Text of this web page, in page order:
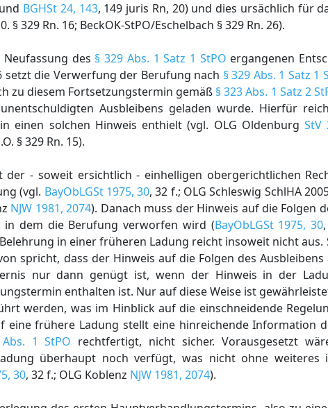
BGHSt 24, 143, 149 juris Rn, 20) und dies ursächlich für
§ 329 Rn. 16; BeckOK-StPO/Eschelbach § 329 Rn. 26).
des § 329 Abs. 1 Satz 1 StPO ergangenen
setzt die Verwerfung der Berufung nach § 329 Abs. 1 Satz 1
zu diesem Fortsetzungstermin gemäß § 323 Abs. 1 Satz 2
Ausbleibens geladen wurde. Hierfür
einen solchen Hinweis enthielt (vgl. OLG Oldenburg StV
§ 329 Rn. 15).
der - soweit ersichtlich - einhelligen obergerichtlichen
(vgl. BayObLGSt 1975, 30, 32 f.; OLG Schleswig SchlHA
NJW 1981, 2074). Danach muss der Hinweis auf die Folgen
in dem die Berufung verworfen wird (BayObLGSt 1975, 30
in einer früheren Ladung reicht insoweit nicht aus.
spricht, dass der Hinweis auf die Folgen des
nur dann genügt ist, wenn der Hinweis in der
enthalten ist. Nur auf diese Weise ist
werden, was im Hinblick auf die einschneidende
eine frühere Ladung stellt eine hinreichende Information
1 StPO rechtfertigt, nicht sicher. Vorausgesetzt
überhaupt noch verfügt, was nicht ohne
30, 32 f.; OLG Koblenz NJW 1981, 2074).